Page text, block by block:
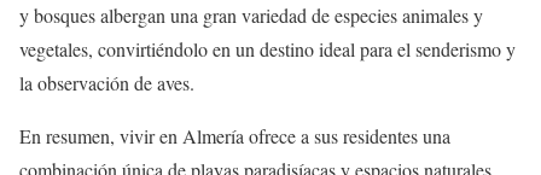
y bosques albergan una gran variedad de especies animales y
vegetales, convirtiéndolo en un destino ideal para el senderismo y
la observación de aves.
En resumen, vivir en Almería ofrece a sus residentes una
combinación única de playas paradisíacas y espacios naturales